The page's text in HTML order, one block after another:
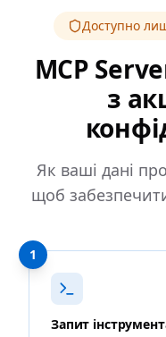
Доступно
MCP
з
Як ваші дані
щоб
1
Запит